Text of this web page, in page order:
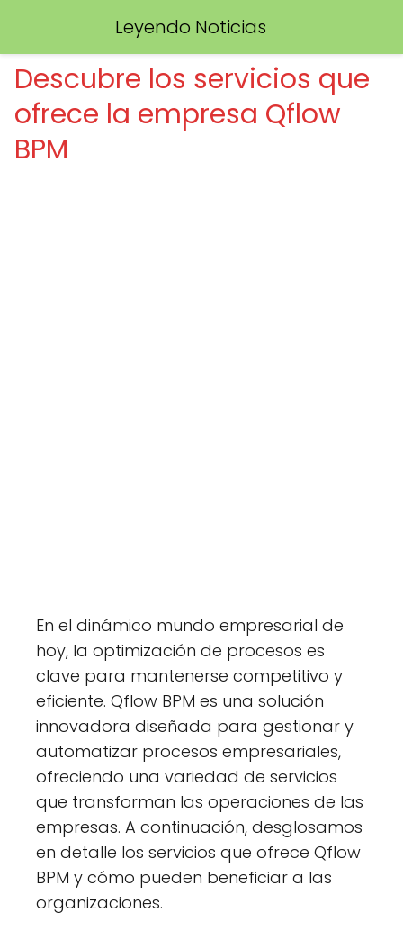
Leyendo Noticias
Descubre los servicios que
ofrece la empresa Qflow
BPM
En el dinámico mundo empresarial de
hoy, la optimización de procesos es
clave para mantenerse competitivo y
eficiente. Qflow BPM es una solución
innovadora diseñada para gestionar y
automatizar procesos empresariales,
ofreciendo una variedad de servicios
que transforman las operaciones de las
empresas. A continuación, desglosamos
en detalle los servicios que ofrece Qflow
BPM y cómo pueden beneficiar a las
organizaciones.